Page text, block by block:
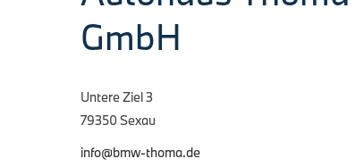
GmbH
Untere Ziel 3
79350 Sexau
info@bmw-thoma.de